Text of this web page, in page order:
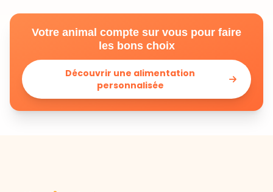
Votre animal compte sur vous pour faire
les bons choix
Découvrir une alimentation
personnalisée